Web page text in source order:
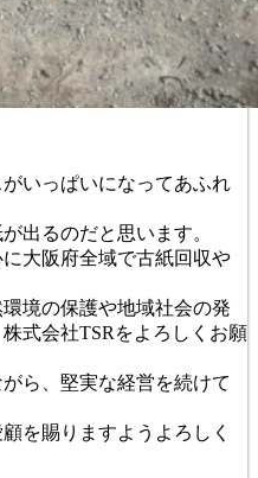
いっぱいになってあふれ
出るのだと思います。
大阪府全域で古紙回収や
境の保護や地域社会の発
式会社TSRをよろしくお願
ら、堅実な経営を続けて
を賜りますようよろしく